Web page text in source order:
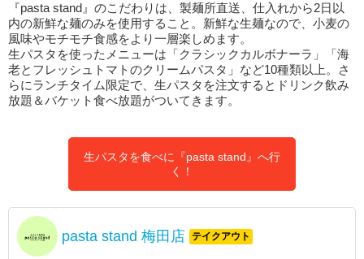
『pasta stand』のこだわりは、製麺所直送、仕入れから2日以
内の新鮮な麺のみを使用すること。新鮮な生麺なので、小麦の
風味やモチモチ食感をより一層楽しめます。
生パスタを使ったメニューは「クラシックカルボナーラ」「海
老とフレッシュトマトのクリームパスタ」など10種類以上。さ
らにランチタイム限定で、生パスタを注文するとドリンク飲み
放題＆バケット食べ放題がついてきます。
生パスタを食べに『pasta stand』へ行
く！
pasta stand 梅田店 テイクアウト